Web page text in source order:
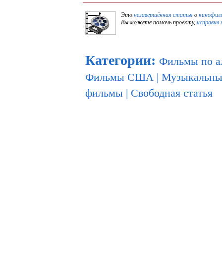
Это незавершённая статья о
Вы можете помочь проекту, исправив
Категории: Фильмы по
Фильмы США |
фильмы | Свободная статья